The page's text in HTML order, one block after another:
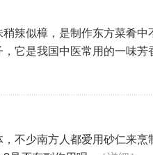
辣似樟，是制作东方菜肴
它是我国中医常用的一味芳
不少南方人都爱用砂仁来